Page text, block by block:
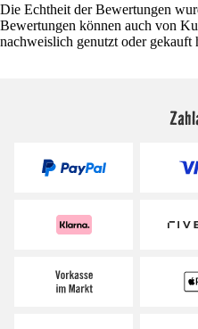
Die Echtheit der Bewertungen
Bewertungen können auch von
nachweislich genutzt oder gekauft